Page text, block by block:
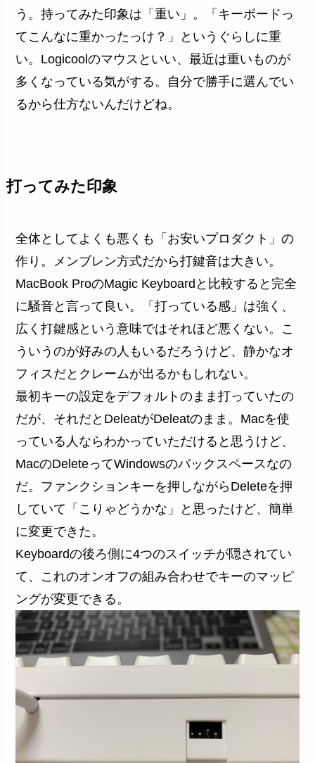
う。持ってみた印象は「重い」。「キーボードっ
てこんなに重かったっけ？」というぐらしに重
い。Logicoolのマウスといい、最近は重いものが
多くなっている気がする。自分で勝手に選んでい
るから仕方ないんだけどね。
打ってみた印象
全体としてよくも悪くも「お安いプロダクト」の
作り。メンブレン方式だから打鍵音は大きい。
MacBook ProのMagic Keyboardと比較すると完全
に騒音と言って良い。「打っている感」は強く、
広く打鍵感という意味ではそれほど悪くない。こ
ういうのが好みの人もいるだろうけど、静かなオ
フィスだとクレームが出るかもしれない。
最初キーの設定をデフォルトのまま打っていたの
だが、それだとDeleatがDeleatのまま。Macを使
っている人ならわかっていただけると思うけど、
MacのDeleteってWindowsのバックスペースなの
だ。ファンクションキーを押しながらDeleteを押
していて「こりゃどうかな」と思ったけど、簡単
に変更できた。
Keyboardの後ろ側に4つのスイッチが隠されてい
て、これのオンオフの組み合わせでキーのマッピ
ングが変更できる。